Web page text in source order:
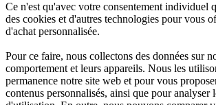
Ce n'est qu'avec votre consentement individuel
des cookies et d'autres technologies pour vous
d'achat personnalisée.
Pour ce faire, nous collectons des données sur
comportement et leurs appareils. Nous les
permanence notre site web et pour vous
contenus personnalisés, ainsi que pour analyser